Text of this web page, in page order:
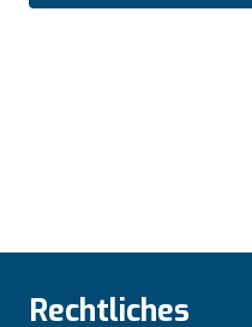
Rechtliches